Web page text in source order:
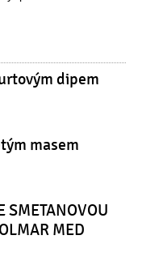
dipem
masem
SMETANOVOU
MED